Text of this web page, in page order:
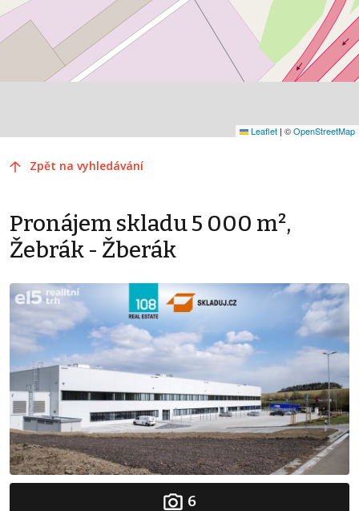
Leaflet | ©OpenStreetMap
Zpět na vyhledávání
Pronájem skladu 5 000 m²,
Žebrák - Žberák
6